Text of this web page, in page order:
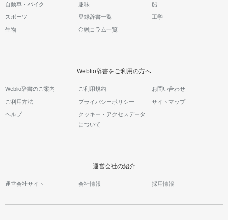
自動車・バイク 趣味 船
スポーツ 登録辞書一覧 工学
生物 金融コラム一覧
Weblio辞書をご利用の方へ
Weblio辞書のご案内 ご利用規約 お問い合わせ
ご利用方法 プライバシーポリシー サイトマップ
ヘルプ
クッキー・アクセスデータ
について
運営会社の紹介
運営会社サイト 会社情報 採用情報